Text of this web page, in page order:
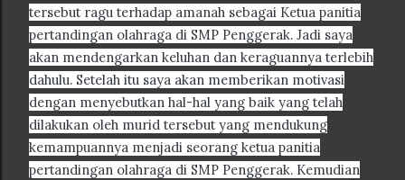
tersebut ragu terhadap amanah sebagai Ketua panitia
pertandingan olahraga di SMP Penggerak. Jadi saya
akan mendengarkan keluhan dan keraguannya terlebih
dahulu. Setelah itu saya akan memberikan motivasi
dengan menyebutkan hal-hal yang baik yang telah
dilakukan oleh murid tersebut yang mendukung
kemampuannya menjadi seorang ketua panitia
pertandingan olahraga di SMP Penggerak. Kemudian